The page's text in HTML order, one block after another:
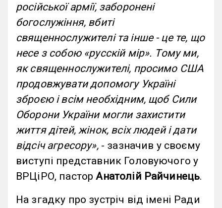
російської армії, заборонені
богослужіння, вбиті
священнослужителі та інше - це те, що
несе з собою «русскій мір». Тому ми,
як священнослужителі, просимо США
продовжувати допомогу Україні
зброєю і всім необхідним, щоб Сили
Оборони України могли захистити
життя дітей, жінок, всіх людей і дати
відсіч агресору»,- зазначив у своєму
виступі представник Головуючого у
ВРЦіРО, пастор Анатолій Райчинець.
На згадку про зустріч від імені Ради